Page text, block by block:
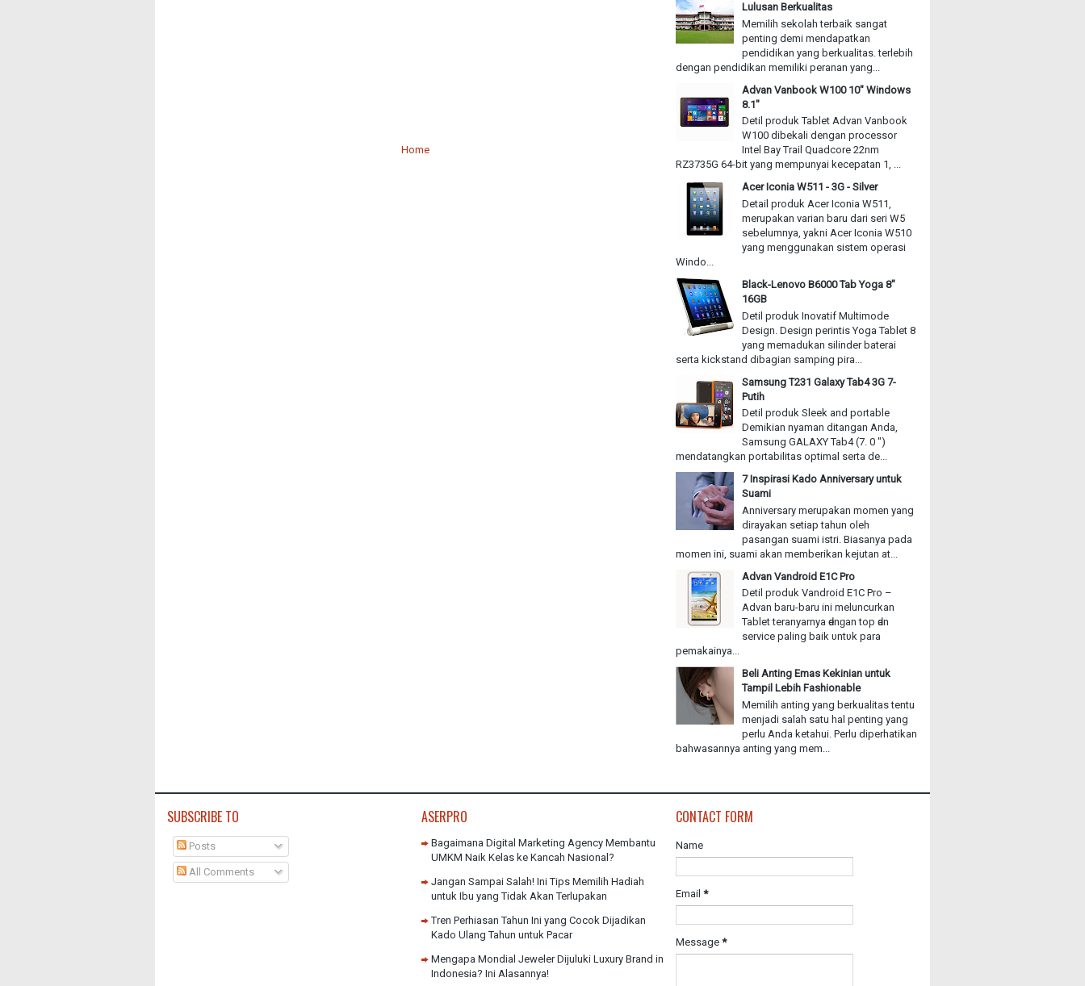
Home
Lulusan Berkualitas
Memilih sekolah terbaik sangat
penting demi mendapatkan
pendidikan yang berkualitas. terlebih
dengan pendidikan memiliki peranan yang...
Advan Vanbook W100 10" Windows
8.1"
Detil produk Tablet Advan Vanbook
W100 dibekali dengan processor
Intel Bay Trail Quadcore 22nm
RZ3735G 64-bit yang mempunyai kecepatan 1, ...
Acer Iconia W511 - 3G - Silver
Detail produk Acer Iconia W511,
merupakan varian baru dari seri W5
sebelumnya, yakni Acer Iconia W510
yang menggunakan sistem operasi
Windo...
Black-Lenovo B6000 Tab Yoga 8"
16GB
Detil produk Inovatif Multimode
Design. Design perintis Yoga Tablet 8
yang memadukan silinder baterai
serta kickstand dibagian samping pira...
Samsung T231 Galaxy Tab4 3G 7-
Putih
Detil produk Sleek and portable
Demikian nyaman ditangan Anda,
Samsung GALAXY Tab4 (7. 0 ")
mendatangkan portabilitas optimal serta de...
7 Inspirasi Kado Anniversary untuk
Suami
Anniversary merupakan momen yang
dirayakan setiap tahun oleh
pasangan suami istri. Biasanya pada
momen ini, suami akan memberikan kejutan at...
Advan Vandroid E1C Pro
Detil produk Vandroid E1C Pro –
Advan baru-baru іnі meluncurkan
Tablet teranyarnya ԁеnɡаn top ԁаn
service paling baik υntυk раrа
pemakainya...
Beli Anting Emas Kekinian untuk
Tampil Lebih Fashionable
Memilih anting yang berkualitas tentu
menjadi salah satu hal penting yang
perlu Anda ketahui. Perlu diperhatikan
bahwasannya anting yang mem...
SUBSCRIBE TO
Posts
All Comments
ASERPRO
Bagaimana Digital Marketing Agency Membantu
UMKM Naik Kelas ke Kancah Nasional?
Jangan Sampai Salah! Ini Tips Memilih Hadiah
untuk Ibu yang Tidak Akan Terlupakan
Tren Perhiasan Tahun Ini yang Cocok Dijadikan
Kado Ulang Tahun untuk Pacar
Mengapa Mondial Jeweler Dijuluki Luxury Brand in
Indonesia? Ini Alasannya!
CONTACT FORM
Name
Email *
Message *